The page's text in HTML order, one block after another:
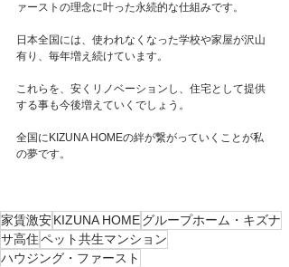
ァーストの理念に叶った永続的な仕組みです。
日本全国には、使われなくなった学校や家屋が沢山
有り、毎年増え続けています。
これらを、安くリノベーションし、住宅として提供
する事も今後増えていくでしょう。
全国にKIZUNA HOMEの絆が繋がっていくことが私
の夢です。
家賃激安KIZUNA HOMEグループホーム・キズナ
サ高住ペット共生マンション
ハウジング・ファースト